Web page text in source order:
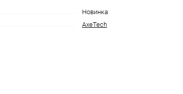
Новинка
AxeTech